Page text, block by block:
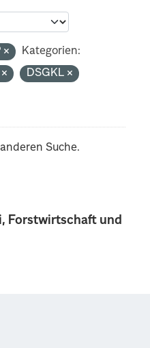
Forstwirtschaft und
Kategorien:
DSGKL
Suche.